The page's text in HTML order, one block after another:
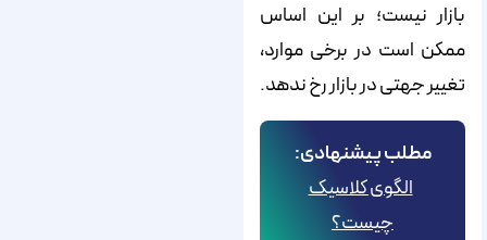
بازار نیست؛ بر این اساس
ممکن است در برخی موارد،
تغییر جهتی در بازار رخ ندهد.
مطلب پیشنهادی:
الگوی کلاسیک
چیست؟